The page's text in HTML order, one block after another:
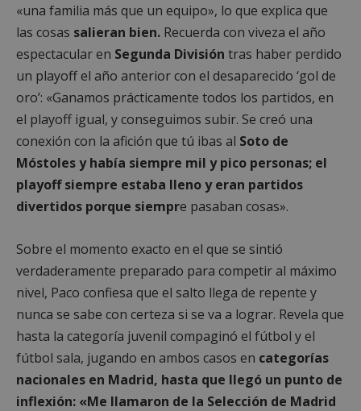
«una familia más que un equipo», lo que explica que
las cosas salieran bien. Recuerda con viveza el año
espectacular en Segunda División tras haber perdido
un playoff el año anterior con el desaparecido ‘gol de
oro’: «Ganamos prácticamente todos los partidos, en
el playoff igual, y conseguimos subir. Se creó una
conexión con la afición que tú ibas al Soto de
Móstoles y había siempre mil y pico personas; el
playoff siempre estaba lleno y eran partidos
divertidos porque siempre pasaban cosas».
Sobre el momento exacto en el que se sintió
verdaderamente preparado para competir al máximo
nivel, Paco confiesa que el salto llega de repente y
nunca se sabe con certeza si se va a lograr. Revela que
hasta la categoría juvenil compaginó el fútbol y el
fútbol sala, jugando en ambos casos en categorías
nacionales en Madrid, hasta que llegó un punto de
inflexión: «Me llamaron de la Selección de Madrid